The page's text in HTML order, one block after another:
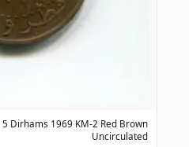
Dirhams 1969 KM-2 Red Brown
Uncirculated